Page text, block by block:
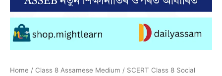
Home / Class 8 Assamese Medium / SCERT Class 8 Social